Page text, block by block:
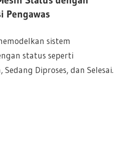
Pengawas
sistem
status seperti
Diproses, dan Selesai.